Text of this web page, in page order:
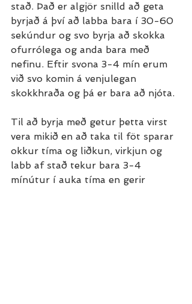
stað. Það er algjör snilld að geta
byrjað á því að labba bara í 30-60
sekúndur og svo byrja að skokka
ofurrólega og anda bara með
nefinu. Eftir svona 3-4 mín erum
við svo komin á venjulegan
skokkhraða og þá er bara að njóta.
Til að byrja með getur þetta virst
vera mikið en að taka til föt sparar
okkur tíma og liðkun, virkjun og
labb af stað tekur bara 3-4
mínútur í auka tíma en gerir